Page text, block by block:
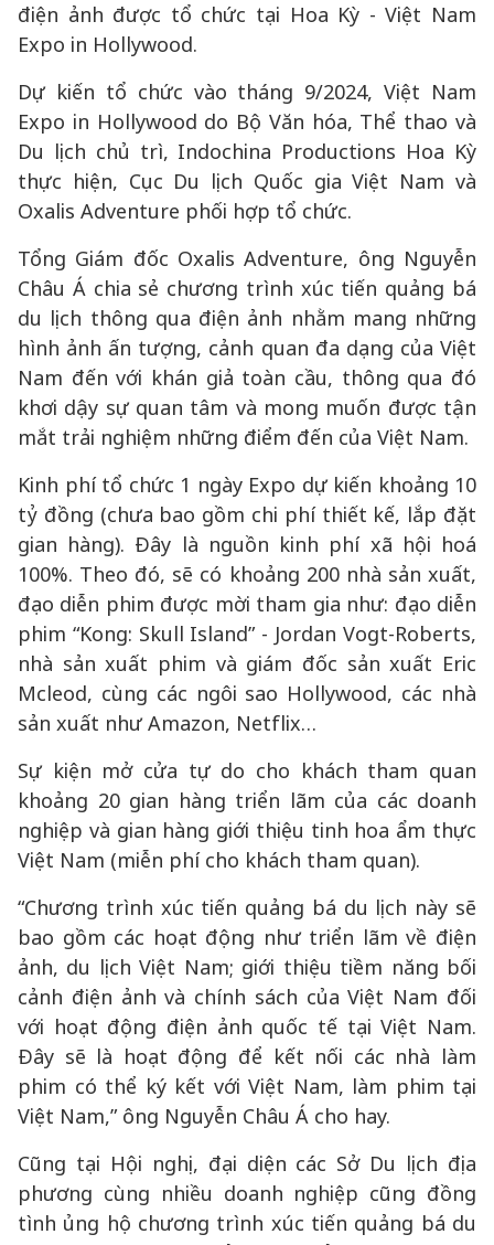
điện ảnh được tổ chức tại Hoa Kỳ - Việt Nam
Expo in Hollywood.
Dự kiến tổ chức vào tháng 9/2024, Việt Nam
Expo in Hollywood do Bộ Văn hóa, Thể thao và
Du lịch chủ trì, Indochina Productions Hoa Kỳ
thực hiện, Cục Du lịch Quốc gia Việt Nam và
Oxalis Adventure phối hợp tổ chức.
Tổng Giám đốc Oxalis Adventure, ông Nguyễn
Châu Á chia sẻ chương trình xúc tiến quảng bá
du lịch thông qua điện ảnh nhằm mang những
hình ảnh ấn tượng, cảnh quan đa dạng của Việt
Nam đến với khán giả toàn cầu, thông qua đó
khơi dậy sự quan tâm và mong muốn được tận
mắt trải nghiệm những điểm đến của Việt Nam.
Kinh phí tổ chức 1 ngày Expo dự kiến khoảng 10
tỷ đồng (chưa bao gồm chi phí thiết kế, lắp đặt
gian hàng). Đây là nguồn kinh phí xã hội hoá
100%. Theo đó, sẽ có khoảng 200 nhà sản xuất,
đạo diễn phim được mời tham gia như: đạo diễn
phim “Kong: Skull Island” - Jordan Vogt-Roberts,
nhà sản xuất phim và giám đốc sản xuất Eric
Mcleod, cùng các ngôi sao Hollywood, các nhà
sản xuất như Amazon, Netflix…
Sự kiện mở cửa tự do cho khách tham quan
khoảng 20 gian hàng triển lãm của các doanh
nghiệp và gian hàng giới thiệu tinh hoa ẩm thực
Việt Nam (miễn phí cho khách tham quan).
“Chương trình xúc tiến quảng bá du lịch này sẽ
bao gồm các hoạt động như triển lãm về điện
ảnh, du lịch Việt Nam; giới thiệu tiềm năng bối
cảnh điện ảnh và chính sách của Việt Nam đối
với hoạt động điện ảnh quốc tế tại Việt Nam.
Đây sẽ là hoạt động để kết nối các nhà làm
phim có thể ký kết với Việt Nam, làm phim tại
Việt Nam,” ông Nguyễn Châu Á cho hay.
Cũng tại Hội nghị, đại diện các Sở Du lịch địa
phương cùng nhiều doanh nghiệp cũng đồng
tình ủng hộ chương trình xúc tiến quảng bá du